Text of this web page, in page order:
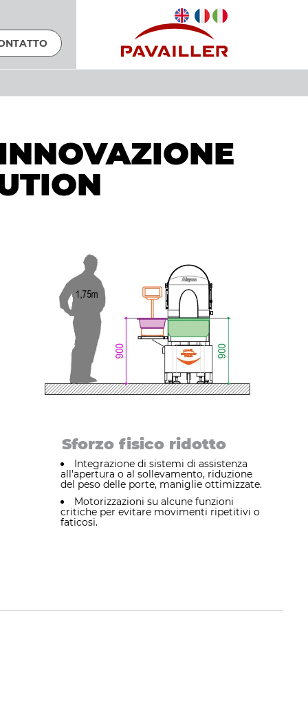
Sforzo fisico ridotto
Integrazione di sistemi di assistenza
all'apertura o al sollevamento, riduzione
del peso delle porte, maniglie ottimizzate.
Motorizzazioni su alcune funzioni
critiche per evitare movimenti ripetitivi o
faticosi.